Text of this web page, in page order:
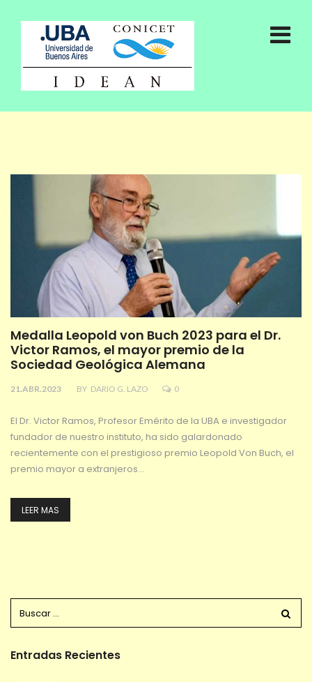
Medalla Leopold von Buch 2023 para el Dr.
Victor Ramos, el mayor premio de la
Sociedad Geológica Alemana
21.ABR.2023 BY DARIO G. LAZO 0
El Dr. Victor Ramos, Profesor Emérito de la UBA e investigador
fundador de nuestro instituto, ha sido galardonado
recientemente con el prestigioso premio Leopold Von Buch, el
premio mayor a extranjeros…
LEER MAS
Entradas Recientes